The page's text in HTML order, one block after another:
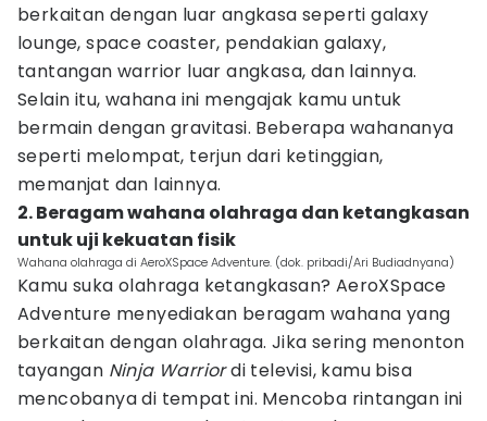
berkaitan dengan luar angkasa seperti galaxy
lounge, space coaster, pendakian galaxy,
tantangan warrior luar angkasa, dan lainnya.
Selain itu, wahana ini mengajak kamu untuk
bermain dengan gravitasi. Beberapa wahananya
seperti melompat, terjun dari ketinggian,
memanjat dan lainnya.
2. Beragam wahana olahraga dan ketangkasan
untuk uji kekuatan fisik
Wahana olahraga di AeroXSpace Adventure. (dok. pribadi/Ari Budiadnyana)
Kamu suka olahraga ketangkasan? AeroXSpace
Adventure menyediakan beragam wahana yang
berkaitan dengan olahraga. Jika sering menonton
tayangan Ninja Warriordi televisi, kamu bisa
mencobanya di tempat ini. Mencoba rintangan ini